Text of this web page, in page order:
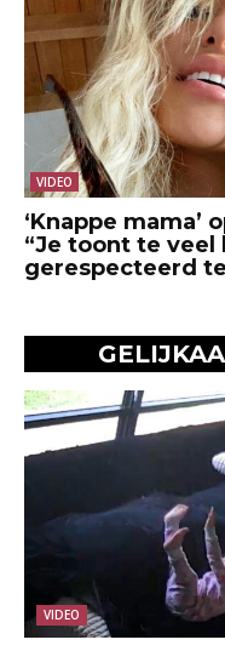
VIDEO
‘Knappe
“Je toont te veel
gerespecteerd
VIDEO